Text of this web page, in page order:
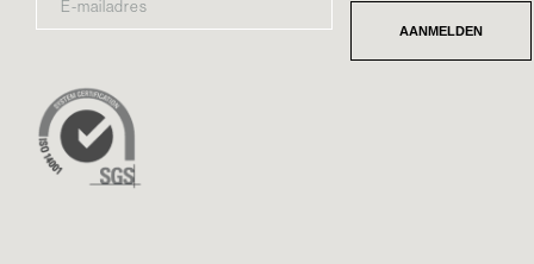
MAILADRES* AANMELDEN